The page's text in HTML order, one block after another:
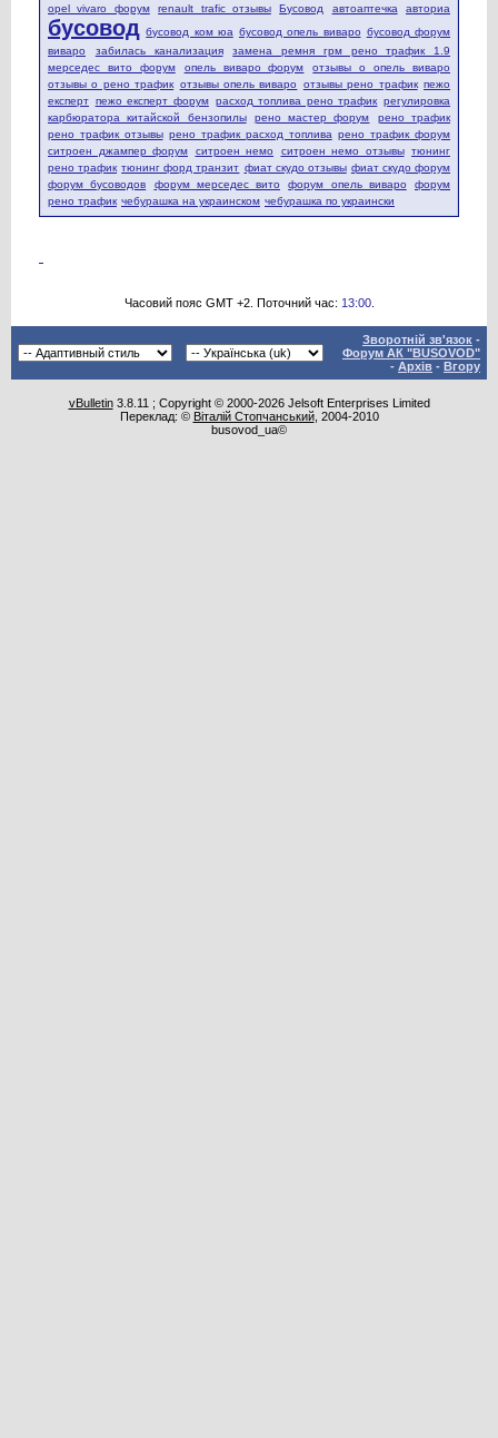
opel vivaro форум renault trafic отзывы Бусовод автоаптечка авториа
бусовод бусовод ком юа бусовод опель виваро бусовод форум
виваро
забилась канализация
замена ремня грм рено трафик 1.9
мерседес вито форум
опель виваро форум
отзывы о опель виваро
отзывы о рено трафик отзывы опель виваро отзывы рено трафик пежо
експерт пежо експерт форум расход топлива рено трафик регулировка
карбюратора китайской бензопилы
рено мастер форум
рено трафик
рено трафик отзывы рено трафик расход топлива рено трафик форум
ситроен джампер форум
ситроен немо ситроен немо отзывы тюнинг
рено трафик тюнинг форд транзит фиат скудо отзывы фиат скудо форум
форум бусоводов
форум мерседес вито форум опель виваро
форум
рено трафик чебурашка на украинском чебурашка по украински
Часовий пояс GMT +2. Поточний час: 13:00.
Зворотній зв'язок -
Форум АК "BUSOVOD"
- Архів - Вгору
vBulletin3.8.11 ; Copyright © 2000-2026 Jelsoft Enterprises Limited
Переклад: © Віталій Стопчанський, 2004-2010
busovod_ua©